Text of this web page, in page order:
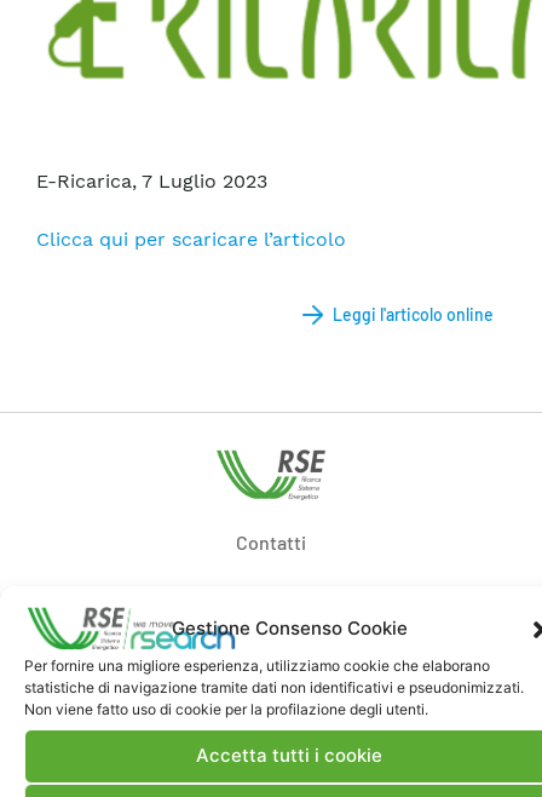
Gestione Consenso Cookie
Per fornire una migliore esperienza, utilizziamo cookie che elaborano
statistiche di navigazione tramite dati non identificativi e pseudonimizzati.
Non viene fatto uso di cookie per la profilazione degli utenti.
Accetta tutti i cookie
E-Ricarica, 7 Luglio 2023
Clicca qui per scaricare l’articolo
Leggi l'articolo online
Contatti
Note Legali
Dove siamo
Bandi di gara e contratti